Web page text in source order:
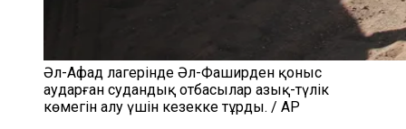
Әл-Афад лагерінде Әл-Фаширден қоныс
аударған судандық отбасылар азық-түлік
көмегін алу үшін кезекке тұрды. / AP